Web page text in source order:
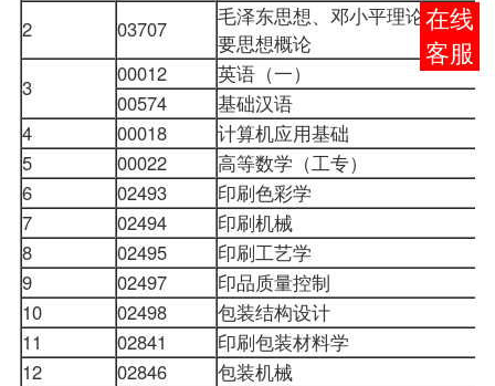
2
03707
毛泽东思想、邓小平理论和“三个
要思想概论
3
00012
英语（一）
00574
基础汉语
4
00018
计算机应用基础
5
00022
高等数学（工专）
6
02493
印刷色彩学
7
02494
印刷机械
8
02495
印刷工艺学
9
02497
印品质量控制
10
02498
包装结构设计
11
02841
印刷包装材料学
12
02846
包装机械
报考
咨询